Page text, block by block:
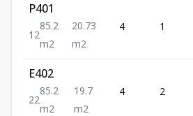
P401
1 2
85.2
m2
20.73
m2
4 1
E402
22
85.2
m2
19.7
m2
4 2